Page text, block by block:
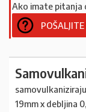
Ako imate pitanja
19mm x debljina